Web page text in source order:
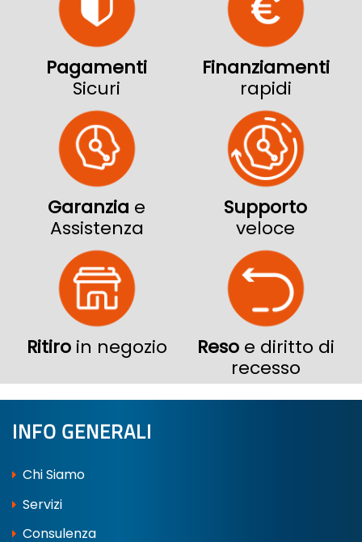
Pagamenti
Sicuri
Finanziamenti
rapidi
Garanzia e
Assistenza
Supporto
veloce
Ritiro in negozio Resoe diritto di
recesso
INFO GENERALI
Chi Siamo
Servizi
Consulenza